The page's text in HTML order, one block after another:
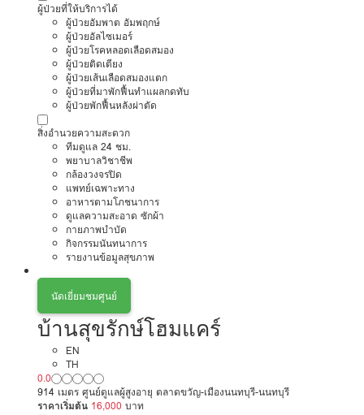
ผู้ป่วยที่ให้บริการได้
ผู้ป่วยอัมพาต อัมพฤกษ์
ผู้ป่วยอัลไซเมอร์
ผู้ป่วยโรคหลอดเลือดสมอง
ผู้ป่วยติดเตียง
ผู้ป่วยเส้นเลือดสมองแตก
ผู้ป่วยที่มาพักฟื้นทำแผลกดทับ
ผู้ป่วยพักฟื้นหลังผ่าตัด
สิ่งอำนวยความสะดวก
ทีมดูแล 24 ชม.
พยาบาลวิชาชีพ
กล้องวงจรปิด
แพทย์เฉพาะทาง
อาหารตามโภชนาการ
ดูแลความสะอาด ซักผ้า
กายภาพบำบัด
กิจกรรมนันทนาการ
รายงานข้อมูลสุขภาพ
นัดเยี่ยมชมศูนย์
บ้านสุขรักษ์โฮมแคร์
EN
TH
0.0
914 เมตร ศูนย์ดูแลผู้สูงอายุ ตลาดขวัญ-เมืองนนทบุรี-นนทบุรี
ราคาเริ่มต้น 16,000 บาท